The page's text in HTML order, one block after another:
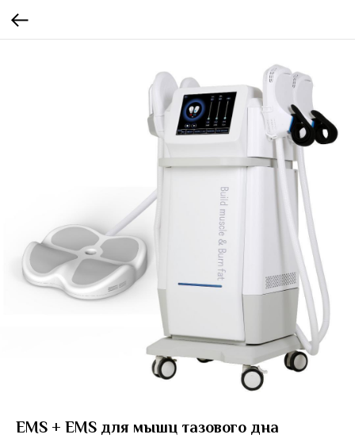
EMS + EMS для мышц тазового дна